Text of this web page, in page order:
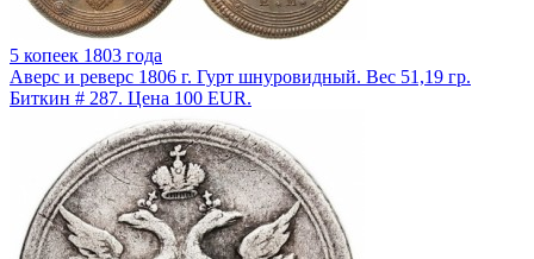
5 копеек 1803 года
Аверс и реверс 1806 г. Гурт шнуровидный. Вес 51,19 гр.
Биткин # 287. Цена 100 EUR.